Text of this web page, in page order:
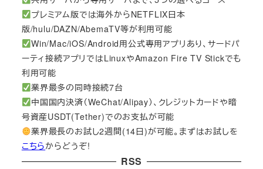
プレミアム版では海外からNETFLIX日本
版/hulu/DAZN/AbemaTV等が利用可能
Win/Mac/iOS/Android用公式専用アプリあり、サードパ
ーティ接続アプリではLinuxやAmazon Fire TV Stickでも
利用可能
業界最多の同時接続7台
中国国内決済（WeChat/Alipay）、クレジットカードや暗
号資産USDT(Tether)でのお支払が可能
業界最長のお試し2週間(14日)が可能。まずはお試しを
こちらからどうぞ!
RSS